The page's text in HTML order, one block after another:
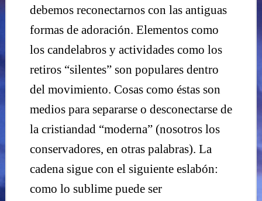
debemos reconectarnos con las antiguas
formas de adoración. Elementos como
los candelabros y actividades como los
retiros “silentes” son populares dentro
del movimiento. Cosas como éstas son
medios para separarse o desconectarse de
la cristiandad “moderna” (nosotros los
conservadores, en otras palabras). La
cadena sigue con el siguiente eslabón:
como lo sublime puede ser